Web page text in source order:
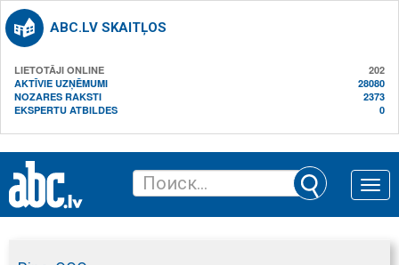
ABC.LV SKAITĻOS
LIETOTĀJI ONLINE
202
AKTĪVIE UZŅĒMUMI
28080
NOZARES RAKSTI
2373
EKSPERTU ATBILDES
0
Toggle